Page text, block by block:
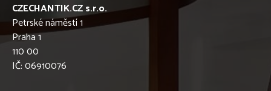
CZECHANTIK.CZ s.r.o.
Petrské náměstí 1
Praha 1
110 00
IČ: 06910076